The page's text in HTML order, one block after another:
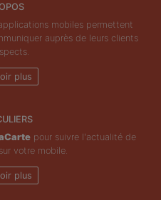
mobiles permettent
auprès de leurs clients
plus
pour suivre l'actualité de
sur votre mobile.
plus